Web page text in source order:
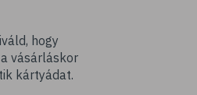
hogy
vásárláskor
kártyádat.